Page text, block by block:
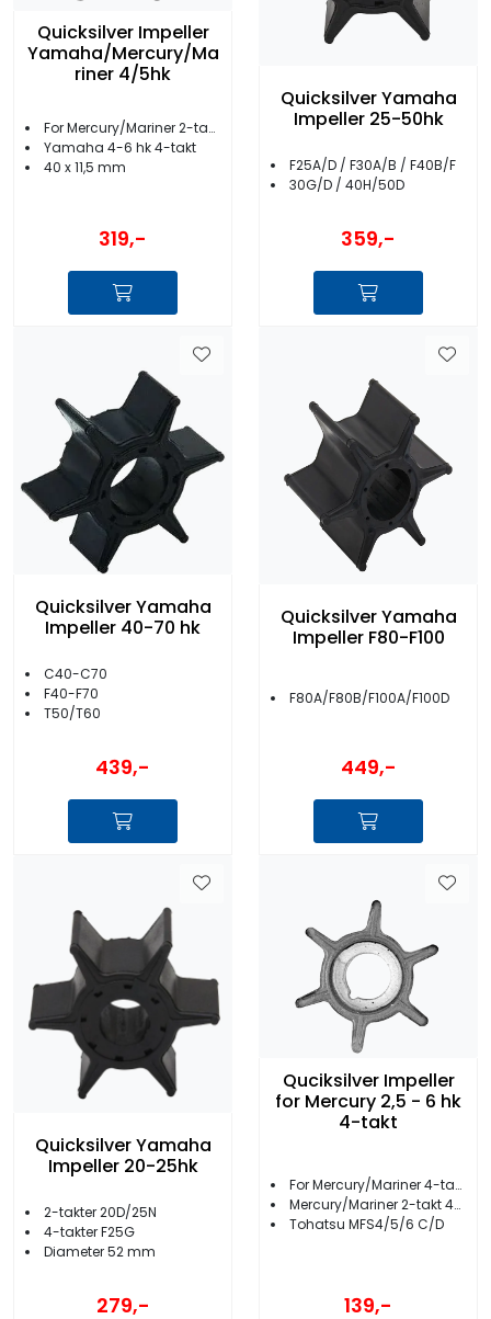
Quicksilver Impeller
Yamaha/Mercury/Ma
riner 4/5hk
For Mercury/Mariner 2-takt 4-5hk
Yamaha 4-6 hk 4-takt
40 x 11,5 mm
319,-
Quicksilver Yamaha
Impeller 25-50hk
F25A/D / F30A/B / F40B/F
30G/D / 40H/50D
359,-
Quicksilver Yamaha
Impeller 40-70 hk
C40-C70
F40-F70
T50/T60
439,-
Quicksilver Yamaha
Impeller F80-F100
F80A/F80B/F100A/F100D
449,-
Quicksilver Yamaha
Impeller 20-25hk
2-takter 20D/25N
4-takter F25G
Diameter 52 mm
279,-
Quciksilver Impeller
for Mercury 2,5 - 6 hk
4-takt
For Mercury/Mariner 4-takt 2,5-6 hk
Mercury/Mariner 2-takt 4-5 hk
Tohatsu MFS4/5/6 C/D
139,-